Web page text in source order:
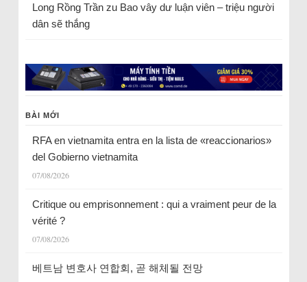
Long Rồng Trầnzu Bao vây dư luận viên – triệu người
dân sẽ thắng
BÀI MỚI
RFA en vietnamita entra en la lista de «reaccionarios»
del Gobierno vietnamita
07/08/2026
Critique ou emprisonnement : qui a vraiment peur de la
vérité ?
07/08/2026
베트남 변호사 연합회, 곧 해체될 전망